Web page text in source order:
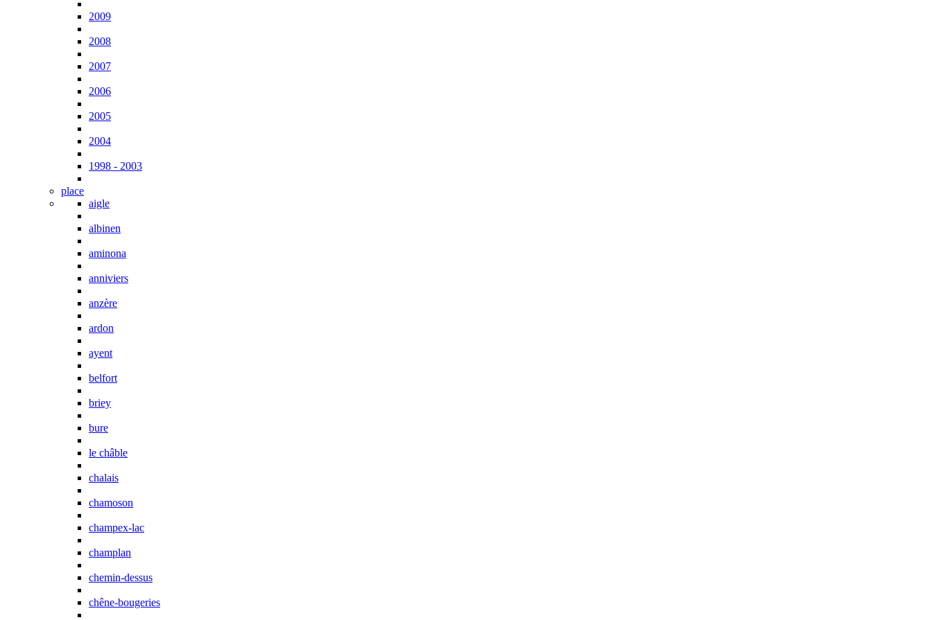
2009
2008
2007
2006
2005
2004
1998 - 2003
place
aigle
albinen
aminona
anniviers
anzère
ardon
ayent
belfort
briey
bure
le châble
chalais
chamoson
champex-lac
champlan
chemin-dessus
chêne-bougeries